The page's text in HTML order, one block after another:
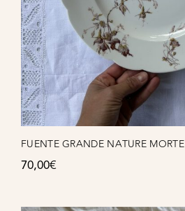
FUENTE GRANDE NATURE MORTE
70,00€